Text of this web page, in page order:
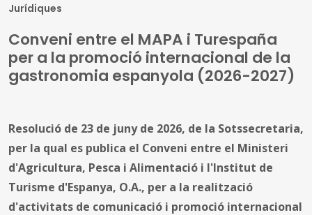
Jurídiques
Conveni entre el MAPA i Turespaña
per a la promoció internacional de la
gastronomia espanyola (2026-2027)
Resolució de 23 de juny de 2026, de la Sotssecretaria,
per la qual es publica el Conveni entre el Ministeri
d'Agricultura, Pesca i Alimentació i l'Institut de
Turisme d'Espanya, O.A., per a la realització
d'activitats de comunicació i promoció internacional